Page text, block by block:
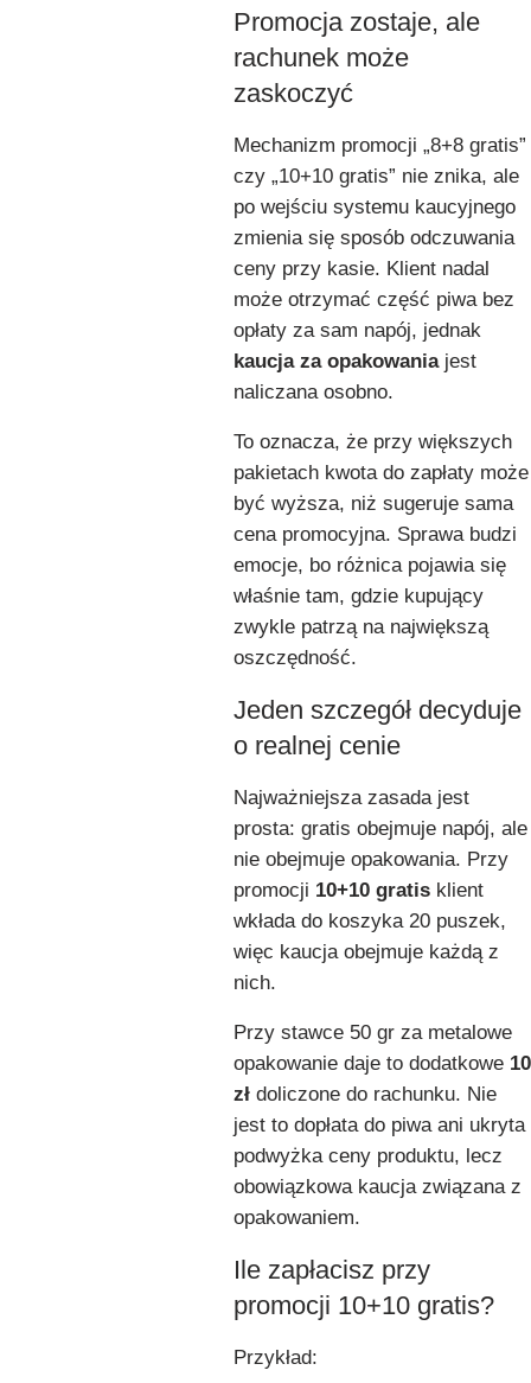
Promocja zostaje, ale
rachunek może
zaskoczyć
Mechanizm promocji „8+8 gratis”
czy „10+10 gratis” nie znika, ale
po wejściu systemu kaucyjnego
zmienia się sposób odczuwania
ceny przy kasie. Klient nadal
może otrzymać część piwa bez
opłaty za sam napój, jednak
kaucja za opakowaniajest
naliczana osobno.
To oznacza, że przy większych
pakietach kwota do zapłaty może
być wyższa, niż sugeruje sama
cena promocyjna. Sprawa budzi
emocje, bo różnica pojawia się
właśnie tam, gdzie kupujący
zwykle patrzą na największą
oszczędność.
Jeden szczegół decyduje
o realnej cenie
Najważniejsza zasada jest
prosta: gratis obejmuje napój, ale
nie obejmuje opakowania. Przy
promocji 10+10 gratis klient
wkłada do koszyka 20 puszek,
więc kaucja obejmuje każdą z
nich.
Przy stawce 50 gr za metalowe
opakowanie daje to dodatkowe 10
zł doliczone do rachunku. Nie
jest to dopłata do piwa ani ukryta
podwyżka ceny produktu, lecz
obowiązkowa kaucja związana z
opakowaniem.
Ile zapłacisz przy
promocji 10+10 gratis?
Przykład: